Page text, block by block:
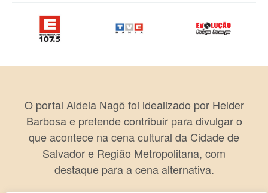
O portal Aldeia Nagô foi idealizado por Helder
Barbosa e pretende contribuir para divulgar o
que acontece na cena cultural da Cidade de
Salvador e Região Metropolitana, com
destaque para a cena alternativa.